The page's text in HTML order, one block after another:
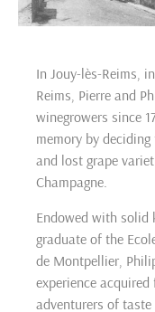
In Jouy-lès-Reims,
Reims, Pierre and
winegrowers since
memory by
and lost grape
Champagne.
Endowed with solid
graduate of the
de Montpellier,
experience
adventurers of